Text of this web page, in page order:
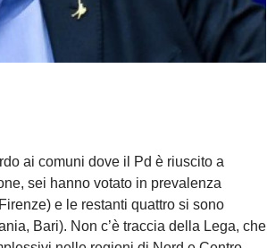
ai comuni dove il Pd è riuscito a
sei hanno votato in prevalenza
e le restanti quattro si sono
Bari). Non c’è traccia della Lega, che